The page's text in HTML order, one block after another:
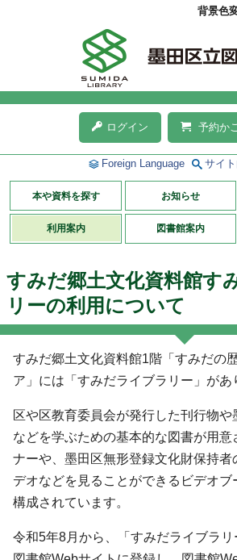
背景色
ログイン 予約か
Foreign Language サイ
本や資料を探す お知らせ
利用案内 図書館案内
すみだ郷土文化資料館す
リーの利用について
すみだ郷土文化資料館1階「すみだの
ア」には「すみだライブラリー」があ
区や区教育委員会が発行した刊行物
などを学ぶための基本的な図書が用意
ナーや、墨田区無形登録文化財保持者
デオなどを見ることができるビデオブ
構成されています。
令和5年8月から、「すみだライブラ